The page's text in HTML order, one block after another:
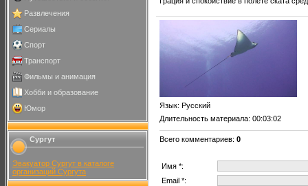
Развлечения
Сериалы
Спорт
Транспорт
Фильмы и анимация
Хобби и образование
Юмор
Сургут
Эвакуатор Сургут в каталоге
организаций Сургута
Язык: Русский
Длительность материала: 00:03:02
Всего комментариев: 0
Имя *:
Email *: